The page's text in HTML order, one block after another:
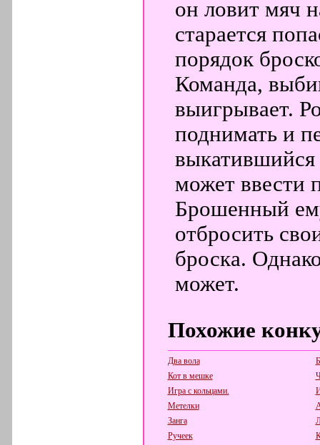
он ловит мяч
старается
порядок
Команда,
выигрывает.
поднимать и
может ввести
Брошенный
отбросить
броска.
может.
Похожие
Два вола
Кот в мешке
Игра с кольцами.
Метелки
Занга
Ручеек